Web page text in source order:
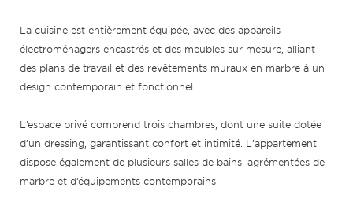
La cuisine est entièrement équipée, avec des appareils
électroménagers encastrés et des meubles sur mesure, alliant
des plans de travail et des revêtements muraux en marbre à un
design contemporain et fonctionnel.
L’espace privé comprend trois chambres, dont une suite dotée
d’un dressing, garantissant confort et intimité. L’appartement
dispose également de plusieurs salles de bains, agrémentées de
marbre et d’équipements contemporains.